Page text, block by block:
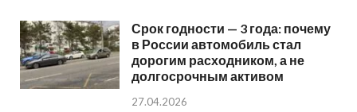
Срок годности — 3 года: почему
в России автомобиль стал
дорогим расходником, а не
долгосрочным активом
27.04.2026